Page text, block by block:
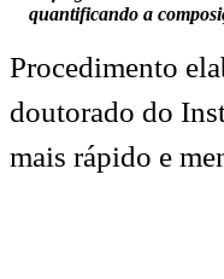
quantificando a
Procedimento
doutorado do
mais rápido e